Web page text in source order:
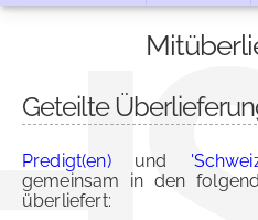
Geteilte
Predigt(en)und
gemeinsam in den
überliefert: